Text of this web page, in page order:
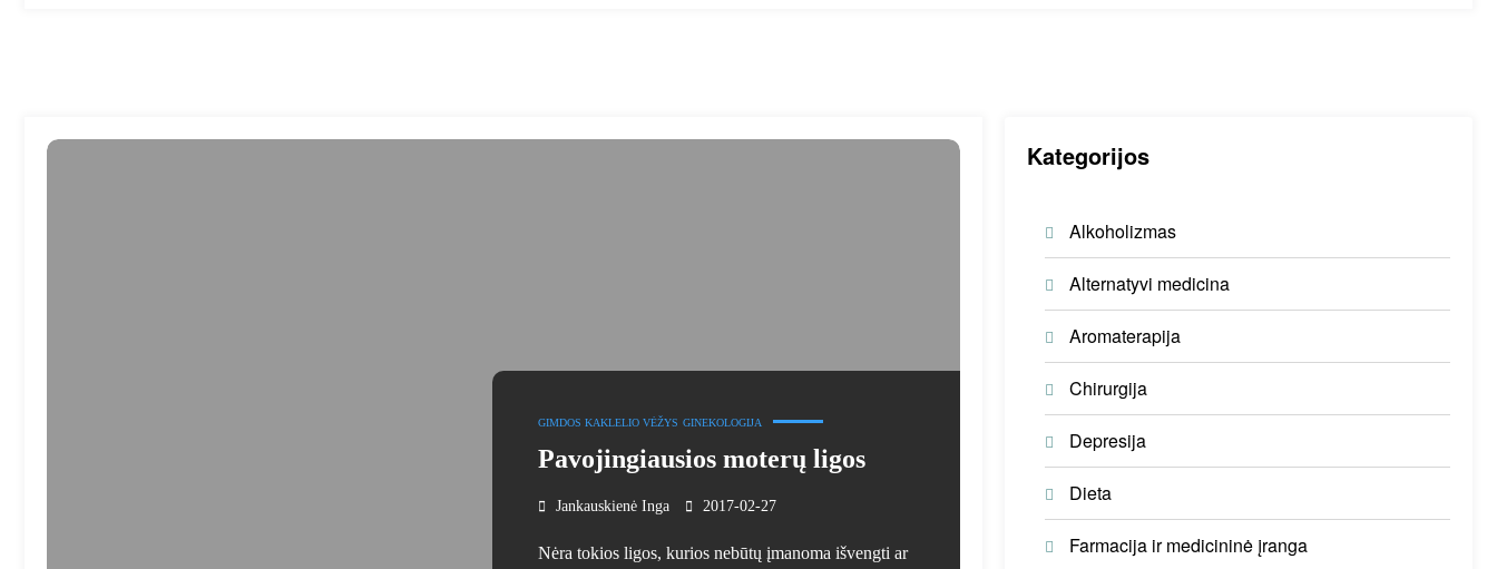
GIMDOS KAKLELIO VĖŽYS GINEKOLOGIJA
Pavojingiausios moterų ligos
Jankauskienė Inga 2017-02-27
Nėra tokios ligos, kurios nebūtų įmanoma išvengti ar
Kategorijos
Alkoholizmas
Alternatyvi medicina
Aromaterapija
Chirurgija
Depresija
Dieta
Farmacija ir medicininė įranga